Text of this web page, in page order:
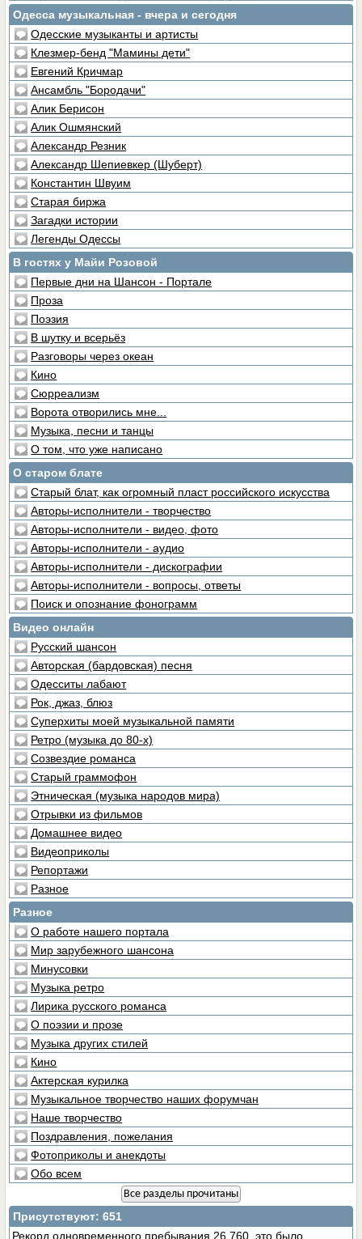
Одесса музыкальная - вчера и сегодня
Одесские музыканты и артисты
Клезмер-бенд "Мамины дети"
Евгений Кричмар
Ансамбль "Бородачи"
Алик Берисон
Алик Ошмянский
Александр Резник
Александр Шепиевкер (Шуберт)
Константин Швуим
Старая биржа
Загадки истории
Легенды Одессы
В гостях у Майи Розовой
Первые дни на Шансон - Портале
Проза
Поэзия
В шутку и всерьёз
Разговоры через океан
Кино
Сюрреализм
Ворота отворились мне...
Музыка, песни и танцы
О том, что уже написано
О старом блате
Старый блат, как огромный пласт российского искусства
Авторы-исполнители - творчество
Авторы-исполнители - видео, фото
Авторы-исполнители - аудио
Авторы-исполнители - дискографии
Авторы-исполнители - вопросы, ответы
Поиск и опознание фонограмм
Видео онлайн
Русский шансон
Авторская (бардовская) песня
Одесситы лабают
Рок, джаз, блюз
Суперхиты моей музыкальной памяти
Ретро (музыка до 80-х)
Созвездие романса
Старый граммофон
Этническая (музыка народов мира)
Отрывки из фильмов
Домашнее видео
Видеоприколы
Репортажи
Разное
Разное
О работе нашего портала
Мир зарубежного шансона
Минусовки
Музыка ретро
Лирика русского романса
О поэзии и прозе
Музыка других стилей
Кино
Актерская курилка
Музыкальное творчество наших форумчан
Наше творчество
Поздравления, пожелания
Фотоприколы и анекдоты
Обо всем
Все разделы прочитаны
Присутствуют: 651
Рекорд одновременного пребывания 26,760, это было